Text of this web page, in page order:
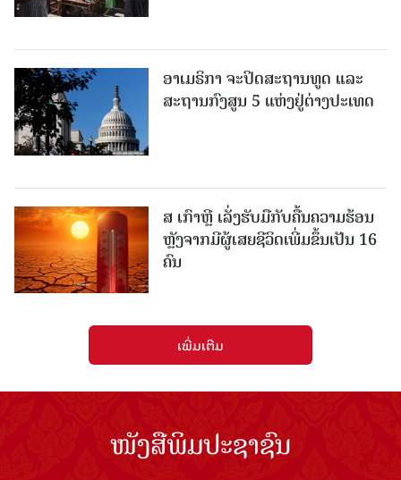
ອາເມຣິກາ ຈະປິດສະຖານທູດ ແ​ລະ
ສະຖານກົງສູນ 5 ແຫ່ງ​ຢູ່​ຕ່າງ​ປະ​ເທດ
ສ ເກົາຫຼີ ເລັ່ງຮັບມືກັບຄື້ນຄວາມຮ້ອນ
ຫຼັງຈາກມີຜູ້ເສຍຊີວິດເພີ່ມຂຶ້ນເປັນ 16
ຄົນ
ເພີ່ມເຕີມ
ໜັງສືພິມປະຊາຊົນ